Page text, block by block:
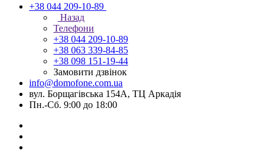
+38 044 209-10-89
Назад
Телефони
+38 044 209-10-89
+38 063 339-84-85
+38 098 151-19-44
Замовити дзвінок
info@domofone.com.ua
вул. Борщагівська 154А, ТЦ Аркадія
Пн.-Сб. 9:00 до 18:00